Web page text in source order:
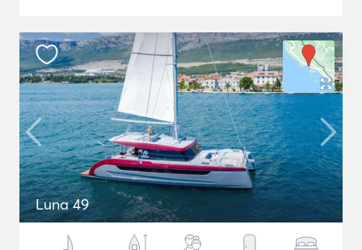
Luna 49